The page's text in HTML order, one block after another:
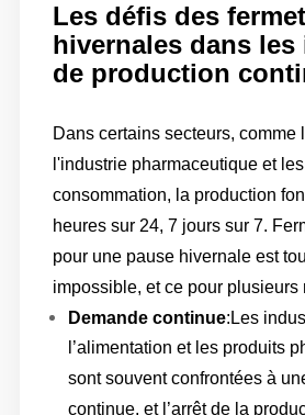
Les défis des
hivernales dans
de production
Dans certains secteurs, comme
l'industrie pharmaceutique et
consommation, la production
heures sur 24, 7 jours sur 7.
pour une pause hivernale est
impossible, et ce pour plusieurs
Demande continue:Les
l’alimentation et les produits
sont souvent confrontées à
continue, et l’arrêt de la